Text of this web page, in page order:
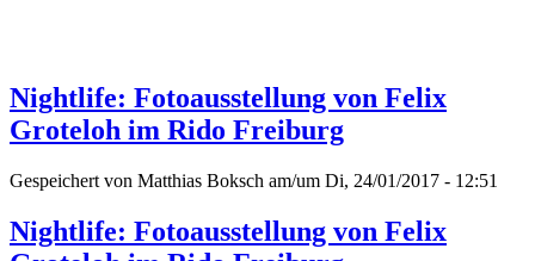
Nightlife: Fotoausstellung von Felix
Groteloh im Rido Freiburg
Gespeichert von Matthias Boksch am/um Di, 24/01/2017 - 12:51
Nightlife: Fotoausstellung von Felix